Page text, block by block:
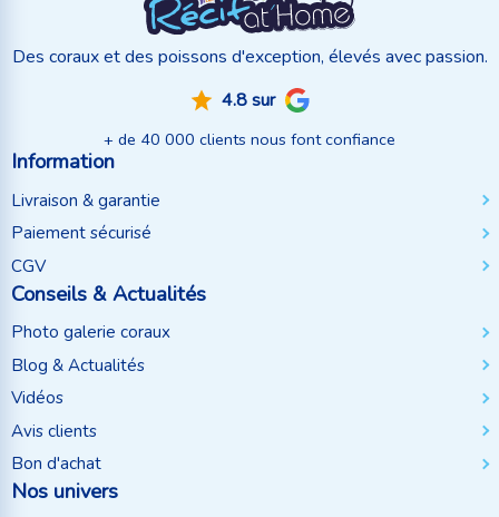
Des coraux et des poissons d'exception, élevés avec passion.
4.8 sur
+ de 40 000 clients nous font confiance
Information
Livraison & garantie
Paiement sécurisé
CGV
Conseils & Actualités
Photo galerie coraux
Blog & Actualités
Vidéos
Avis clients
Bon d'achat
Nos univers